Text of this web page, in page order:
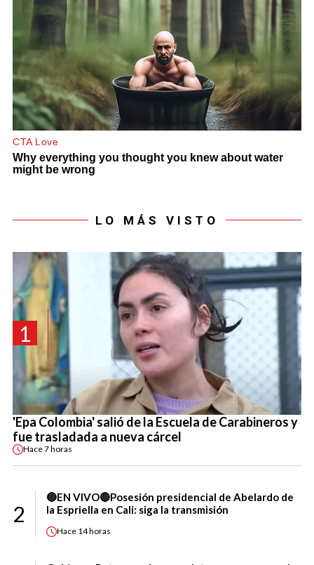
LO MÁS VISTO
1
'Epa Colombia' salió de la Escuela de Carabineros y
fue trasladada a nueva cárcel
Hace7 horas
2
🔴EN VIVO🔴Posesión presidencial de Abelardo de
la Espriella en Cali: siga la transmisión
Hace 14 horas